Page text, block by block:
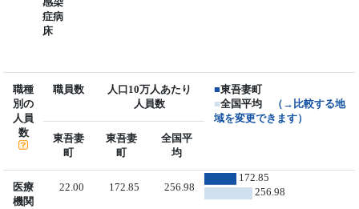
症病
床
職種
別の
人員
数
職員数
人口10万人あたり
人員数
■東吾妻町
■全国平均
（→比較する地
域を変更できます）
東吾妻
町
東吾妻
町
全国平
均
医療
機関
22.00 172.85 256.98
172.85
256.98